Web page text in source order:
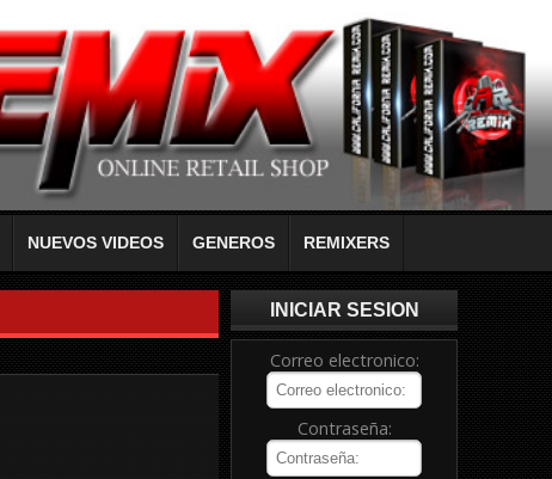
NUEVOS VIDEOS GENEROS REMIXERS
INICIAR SESION
Correo electronico:
Contraseña: